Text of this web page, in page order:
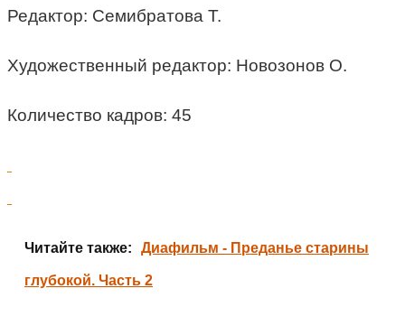
Редактор: Семибратова Т.
Художественный редактор: Новозонов О.
Количество кадров: 45
Читайте также: Диафильм - Преданье старины
глубокой. Часть 2